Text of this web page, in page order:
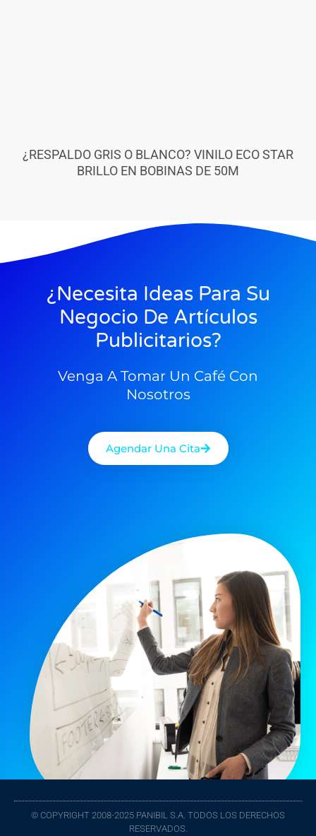
¿RESPALDO GRIS O BLANCO? VINILO ECO STAR
BRILLO EN BOBINAS DE 50M
¿Necesita Ideas Para Su
Negocio De Artículos
Publicitarios?
Venga A Tomar Un Café Con
Nosotros
Agendar Una Cita
© COPYRIGHT 2008-2025 PANIBIL S.A. TODOS LOS DERECHOS
RESERVADOS.